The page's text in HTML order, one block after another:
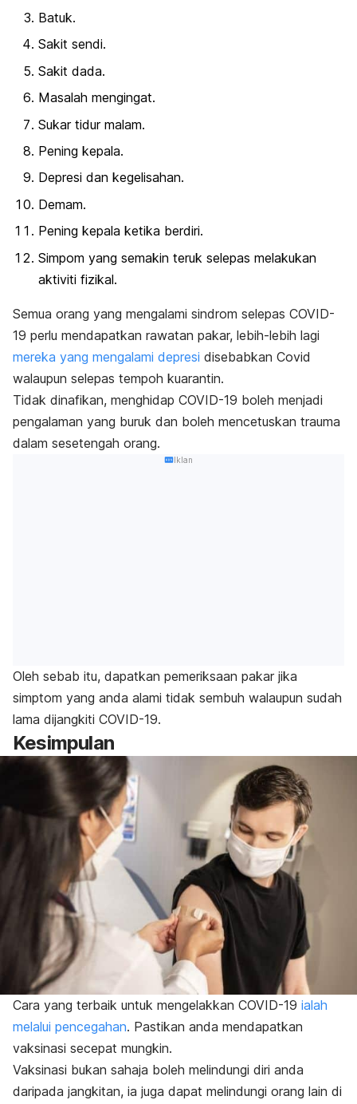
Batuk.
Sakit sendi.
Sakit dada.
Masalah mengingat.
Sukar tidur malam.
Pening kepala.
Depresi dan kegelisahan.
Demam.
Pening kepala ketika berdiri.
Simpom yang semakin teruk selepas melakukan
aktiviti fizikal.
Semua orang yang mengalami sindrom selepas COVID-
19 perlu mendapatkan rawatan pakar, lebih-lebih lagi
mereka yang mengalami depresi disebabkan Covid
walaupun selepas tempoh kuarantin.
Tidak dinafikan, menghidap COVID-19 boleh menjadi
pengalaman yang buruk dan boleh mencetuskan trauma
dalam sesetengah orang.
Iklan
Oleh sebab itu, dapatkan pemeriksaan pakar jika
simptom yang anda alami tidak sembuh walaupun sudah
lama dijangkiti COVID-19.
Kesimpulan
Cara yang terbaik untuk mengelakkan COVID-19 ialah
melalui pencegahan. Pastikan anda mendapatkan
vaksinasi secepat mungkin.
Vaksinasi bukan sahaja boleh melindungi diri anda
daripada jangkitan, ia juga dapat melindungi orang lain di